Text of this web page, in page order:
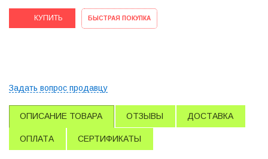
КУПИТЬ БЫСТРАЯ ПОКУПКА
Задать вопрос продавцу
ОПИСАНИЕ ТОВАРА ОТЗЫВЫ ДОСТАВКА
ОПЛАТА СЕРТИФИКАТЫ